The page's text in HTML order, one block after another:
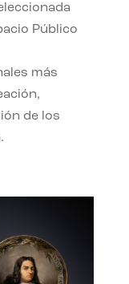
Público
más
de los